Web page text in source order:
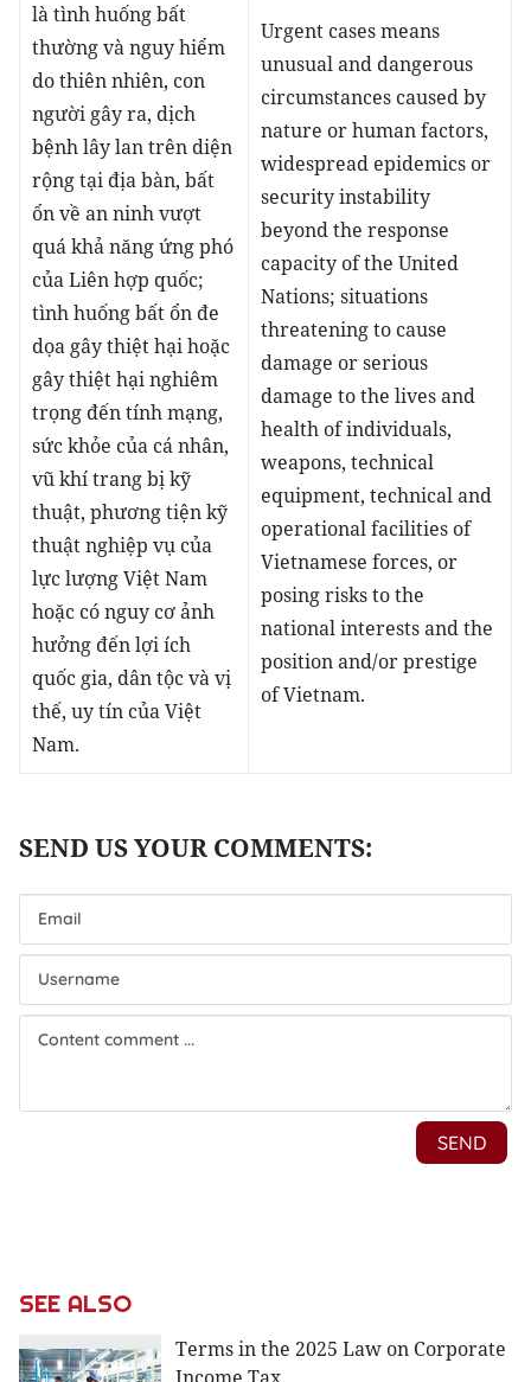
là tình huống bất
thường và nguy hiểm
do thiên nhiên, con
người gây ra, dịch
bệnh lây lan trên diện
rộng tại địa bàn, bất
ổn về an ninh vượt
quá khả năng ứng phó
của Liên hợp quốc;
tình huống bất ổn đe
dọa gây thiệt hại hoặc
gây thiệt hại nghiêm
trọng đến tính mạng,
sức khỏe của cá nhân,
vũ khí trang bị kỹ
thuật, phương tiện kỹ
thuật nghiệp vụ của
lực lượng Việt Nam
hoặc có nguy cơ ảnh
hưởng đến lợi ích
quốc gia, dân tộc và vị
thế, uy tín của Việt
Nam.
Urgent cases means
unusual and dangerous
circumstances caused by
nature or human factors,
widespread epidemics or
security instability
beyond the response
capacity of the United
Nations; situations
threatening to cause
damage or serious
damage to the lives and
health of individuals,
weapons, technical
equipment, technical and
operational facilities of
Vietnamese forces, or
posing risks to the
national interests and the
position and/or prestige
of Vietnam.
SEE ALSO
Terms in the 2025 Law on Corporate